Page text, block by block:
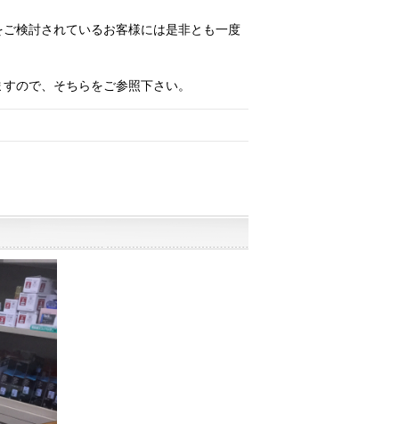
検討されているお客様には是非とも一度
ので、そちらをご参照下さい。